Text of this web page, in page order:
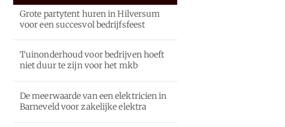
Grote partytent huren in Hilversum
voor een succesvol bedrijfsfeest
Tuinonderhoud voor bedrijven hoeft
niet duur te zijn voor het mkb
De meerwaarde van een elektricien in
Barneveld voor zakelijke elektra